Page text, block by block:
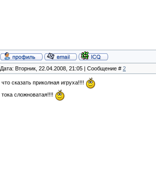
Дата: Вторник, 22.04.2008, 21:05 | Сообщение # 2
что сказать приколная игруха!!!!
тока сложноватая!!!!